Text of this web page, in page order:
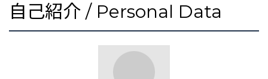
自己紹介 / Personal Data